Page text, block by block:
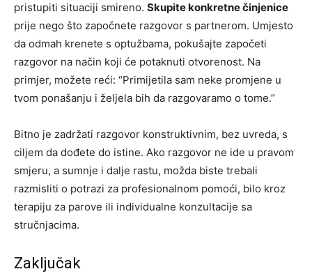
pristupiti situaciji smireno. Skupite konkretne činjenice
prije nego što započnete razgovor s partnerom. Umjesto
da odmah krenete s optužbama, pokušajte započeti
razgovor na način koji će potaknuti otvorenost. Na
primjer, možete reći: “Primijetila sam neke promjene u
tvom ponašanju i željela bih da razgovaramo o tome.”
Bitno je zadržati razgovor konstruktivnim, bez uvreda, s
ciljem da dođete do istine. Ako razgovor ne ide u pravom
smjeru, a sumnje i dalje rastu, možda biste trebali
razmisliti o potrazi za profesionalnom pomoći, bilo kroz
terapiju za parove ili individualne konzultacije sa
stručnjacima.
Zaključak